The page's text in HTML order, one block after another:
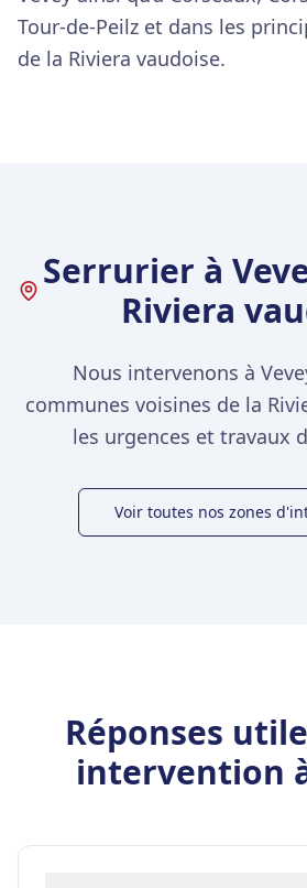
Tour-de-Peilz et dans les
de la Riviera vaudoise.
Serrurier à
Riviera
Nous intervenons à
communes voisines de la
les urgences et travaux
Voir toutes nos zones
Réponses
intervention